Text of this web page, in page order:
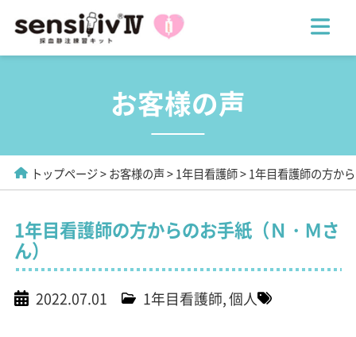
お客様の声
トップページ お客様の声 1年目看護師 1年目看護師の方か
1年目看護師の方からのお手紙（Ｎ・Ｍさ
ん）
2022.07.01 1年目看護師 個人